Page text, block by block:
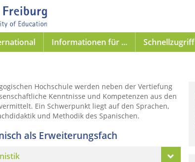
Informationen für ... Schnellzugriff
Hochschule werden neben der Vertiefung
Kenntnisse und Kompetenzen aus den
Ein Schwerpunkt liegt auf den Sprachen,
und Methodik des Spanischen.
als Erweiterungsfach